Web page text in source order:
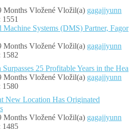
Months Vložené Vložil(a) gagajjyunn
1551
Systems (DMS) Partner, Fagor
Months Vložené Vložil(a) gagajjyunn
1582
25 Profitable Years in the Hea
Months Vložené Vložil(a) gagajjyunn
1580
New Location Has Originated
Months Vložené Vložil(a) gagajjyunn
1485